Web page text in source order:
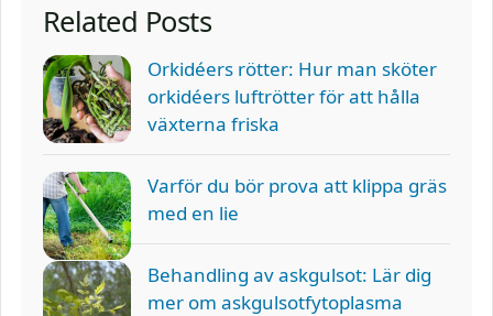
Related Posts
Orkidéers rötter: Hur man sköter
orkidéers luftrötter för att hålla
växterna friska
Varför du bör prova att klippa gräs
med en lie
Behandling av askgulsot: Lär dig
mer om askgulsotfytoplasma